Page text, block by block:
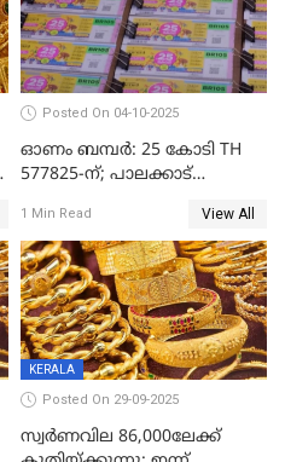
Posted On 04-10-2025
ഓണം ബമ്പർ: 25 കോടി TH
577825-ന്; പാലക്കാട്
മുന്നിൽ
1 Min Read View All
KERALA
Posted On 29-09-2025
സ്വര്‍ണവില 86,000ലേക്ക്